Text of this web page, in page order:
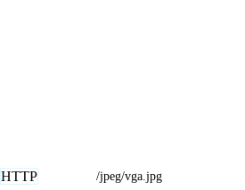
HTTP /jpeg/vga.jpg